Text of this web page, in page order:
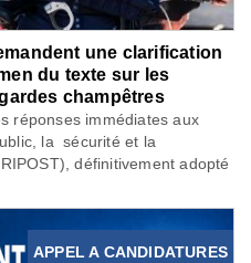
une clarification
du texte sur les
champêtres
réponses immédiates aux
la sécurité et la
définitivement adopté
APPEL A CANDIDATURES